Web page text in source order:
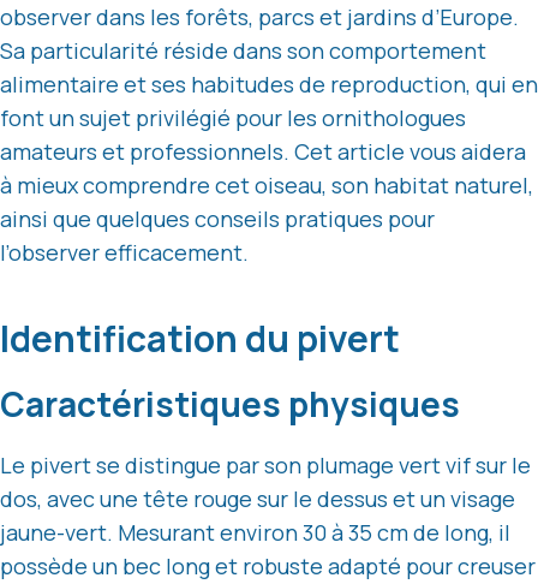
observer dans les forêts, parcs et jardins d’Europe.
Sa particularité réside dans son comportement
alimentaire et ses habitudes de reproduction, qui en
font un sujet privilégié pour les ornithologues
amateurs et professionnels. Cet article vous aidera
à mieux comprendre cet oiseau, son habitat naturel,
ainsi que quelques conseils pratiques pour
l’observer efficacement.
Identification du pivert
Caractéristiques physiques
Le pivert se distingue par son plumage vert vif sur le
dos, avec une tête rouge sur le dessus et un visage
jaune-vert. Mesurant environ 30 à 35 cm de long, il
possède un bec long et robuste adapté pour creuser